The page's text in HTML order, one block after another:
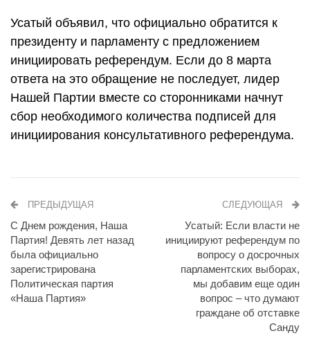
Усатый объявил, что официально обратится к
президенту и парламенту с предложением
инициировать референдум. Если до 8 марта
ответа на это обращение не последует, лидер
Нашей Партии вместе со сторонниками начнут
сбор необходимого количества подписей для
инициирования консультативного референдума.
ПРЕДЫДУЩАЯ
С Днем рождения, Наша
Партия! Девять лет назад
была официально
зарегистрирована
Политическая партия
«Наша Партия»
СЛЕДУЮЩАЯ
Усатый: Если власти не
инициируют референдум по
вопросу о досрочных
парламентских выборах,
мы добавим еще один
вопрос – что думают
граждане об отставке
Санду